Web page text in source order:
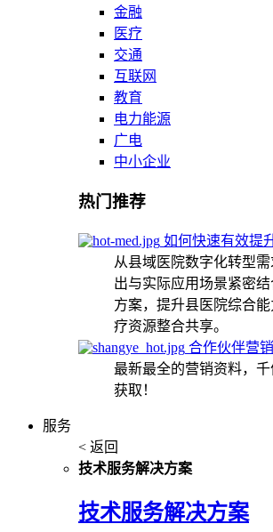
金融
医疗
交通
互联网
教育
电力能源
广电
中小企业
热门推荐
如何快速有效提
从县域医院数字化转型
出与实际应用场景紧密
方案，提升县医院综合
疗资源整合共享。
合作伙伴营
最新最全的营销资料，
获取！
服务
< 返回
技术服务解决方案
技术服务解决方案